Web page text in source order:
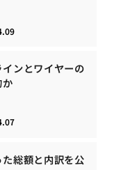
ンとワイヤーの
か
総額と内訳を公